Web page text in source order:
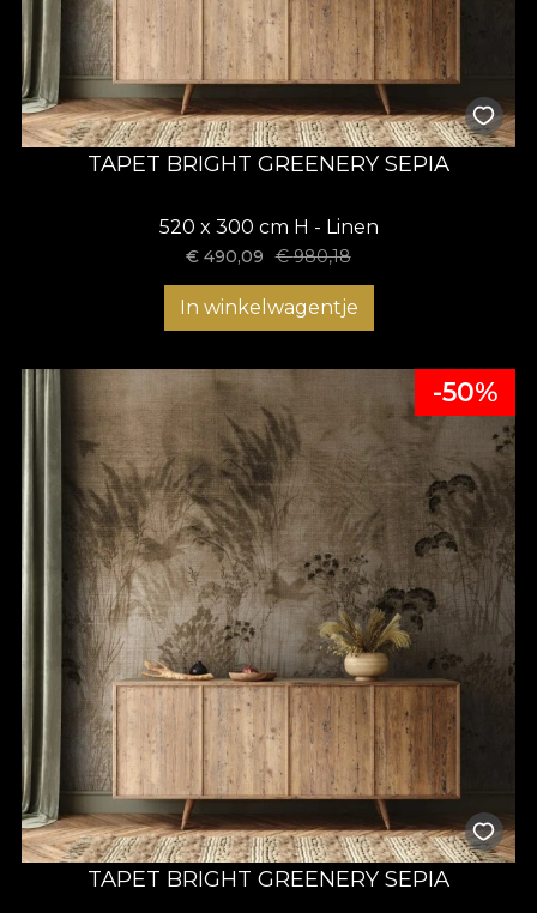
TAPET BRIGHT GREENERY SEPIA
520 x 300 cm H - Linen
€490,09 €980,18
In winkelwagentje
-50%
TAPET BRIGHT GREENERY SEPIA